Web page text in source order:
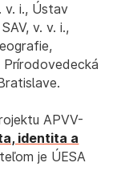
v. i., Ústav
v. v. i.,
APVV-
identita a
je ÚESA